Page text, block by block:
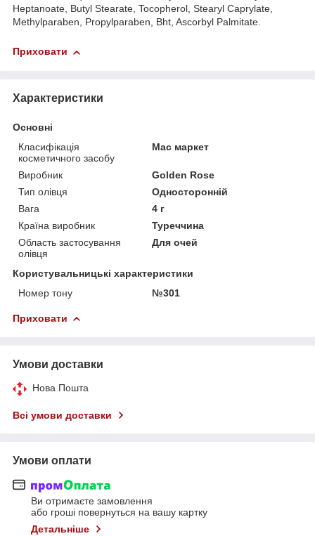
Heptanoate, Butyl Stearate, Tocopherol, Stearyl Caprylate,
Methylparaben, Propylparaben, Bht, Ascorbyl Palmitate.
Приховати
Характеристики
Основні
Класифікація
косметичного засобу
Мас маркет
Виробник
Golden Rose
Тип олівця
Односторонній
Вага
4 г
Країна виробник
Туреччина
Область застосування
олівця
Для очей
Користувальницькі характеристики
Номер тону
№301
Приховати
Умови доставки
Нова Пошта
Всі умови доставки
Умови оплати
Ви отримаєте замовлення
або гроші повернуться на вашу картку
Детальніше